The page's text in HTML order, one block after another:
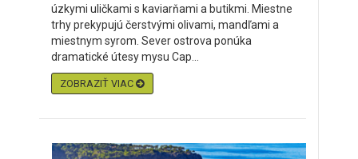
úzkymi uličkami s kaviarňami a butikmi. Miestne
trhy prekypujú čerstvými olivami, mandľami a
miestnym syrom. Sever ostrova ponúka
dramatické útesy mysu Cap...
ZOBRAZIŤ VIAC